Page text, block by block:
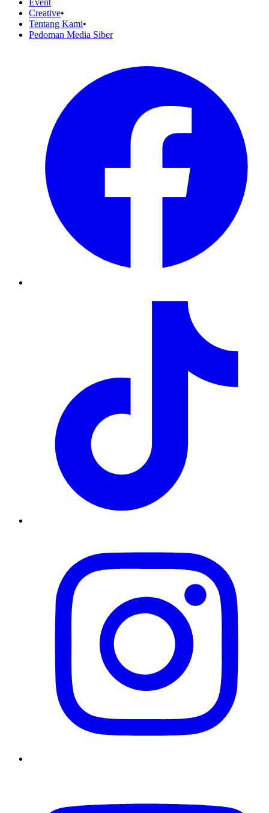
Event
Creative•
Tentang Kami•
Pedoman Media Siber